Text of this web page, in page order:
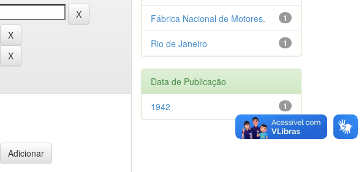
1
Fábrica Nacional de Motores.
1
Rio de Janeiro
Data de Publicação
1
1942